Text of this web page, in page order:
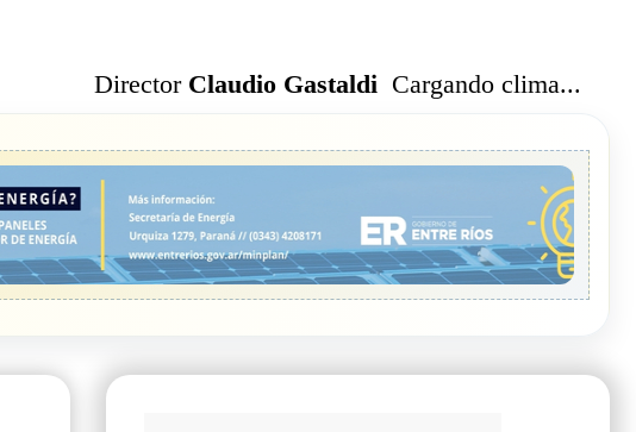
Director Claudio Gastaldi Cargando clima...